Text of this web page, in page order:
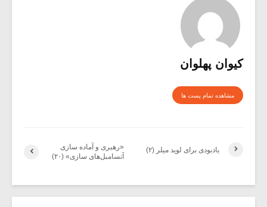
کیوان پهلوان
مشاهده تمام پست ها
«رهبری و آماده سازی
آنسامبل‌های سازی» (۲۰)
یادبودی برای لوید میلر (۲)